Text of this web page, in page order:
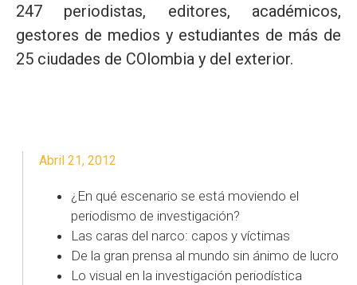
247 periodistas, editores, académicos,
gestores de medios y estudiantes de más de
25 ciudades de COlombia y del exterior.
Abril 21, 2012
¿En qué escenario se está moviendo el
periodismo de investigación?
Las caras del narco: capos y víctimas
De la gran prensa al mundo sin ánimo de lucro
Lo visual en la investigación periodística